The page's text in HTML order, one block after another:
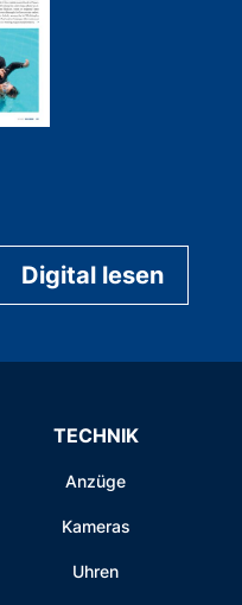
Digital lesen
TECHNIK
Anzüge
Kameras
Uhren